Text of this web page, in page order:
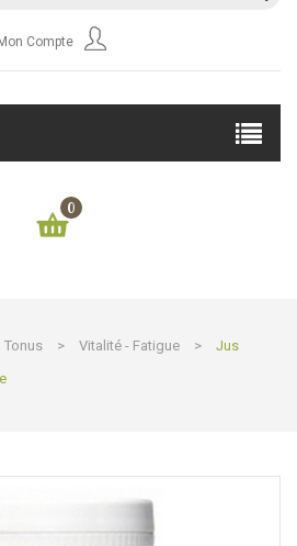
Mon Compte
0
Tonus > Vitalité - Fatigue >
Jus